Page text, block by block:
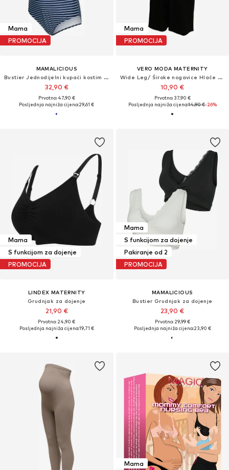
Mama
PROMOCIJA
MAMALICIOUS
Bustier Jednodijelni kupaći kostim 'MLJOSEFINE'
32,90 €
Prvotno: 47,90 €
Posljednja najniža cijena:29,61 €
Mama
PROMOCIJA
VERO MODA MATERNITY
Wide Leg/ Široke nogavice Hlače s naborima 'VMMJasmine'
10,90 €
Prvotno: 37,90 €
Posljednja najniža cijena:14,90 €-26%
Mama
S funkcijom za dojenje
PROMOCIJA
LINDEX MATERNITY
Grudnjak za dojenje
21,90 €
Prvotno: 24,90 €
Posljednja najniža cijena:19,71 €
Mama
S funkcijom za dojenje
Pakiranje od 2
PROMOCIJA
MAMALICIOUS
Bustier Grudnjak za dojenje
23,90 €
Prvotno: 29,99 €
Posljednja najniža cijena:23,90 €
Mama